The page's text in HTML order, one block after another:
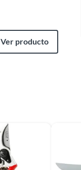
Ver producto